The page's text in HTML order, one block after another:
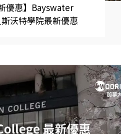
優惠】Bayswater
沃特學院最新優惠